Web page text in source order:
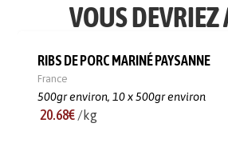
VOUS DEVRIEZ
RIBS DE PORC MARINÉ PAYSANNE
France
500gr environ, 10 x 500gr environ
20.68€ /kg